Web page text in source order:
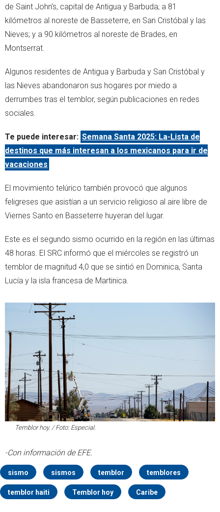
de Saint John’s, capital de Antigua y Barbuda; a 81
kilómetros al noreste de Basseterre, en San Cristóbal y las
Nieves; y a 90 kilómetros al noreste de Brades, en
Montserrat.
Algunos residentes de Antigua y Barbuda y San Cristóbal y
las Nieves abandonaron sus hogares por miedo a
derrumbes tras el temblor, según publicaciones en redes
sociales.
Te puede interesar: Semana Santa 2025: La-Lista de
destinos que más interesan a los mexicanos para ir de
vacaciones
El movimiento telúrico también provocó que algunos
feligreses que asistían a un servicio religioso al aire libre de
Viernes Santo en Basseterre huyeran del lugar.
Este es el segundo sismo ocurrido en la región en las últimas
48 horas. El SRC informó que el miércoles se registró un
temblor de magnitud 4,0 que se sintió en Dominica, Santa
Lucía y la isla francesa de Martinica.
Temblor hoy. / Foto: Especial.
-Con información de EFE.
sismo sismos temblor temblores
temblor haiti Temblor hoy Caribe